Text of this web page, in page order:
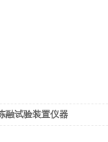
融试验装置仪器